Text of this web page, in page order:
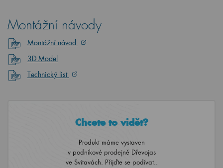
Montážní návody
Montážní návod
3D Model
Technický list
Chcete to vidět?
Produkt máme vystaven
v podnikové prodejně Dřevojas
ve Svitavách. Přijďte se podívat..